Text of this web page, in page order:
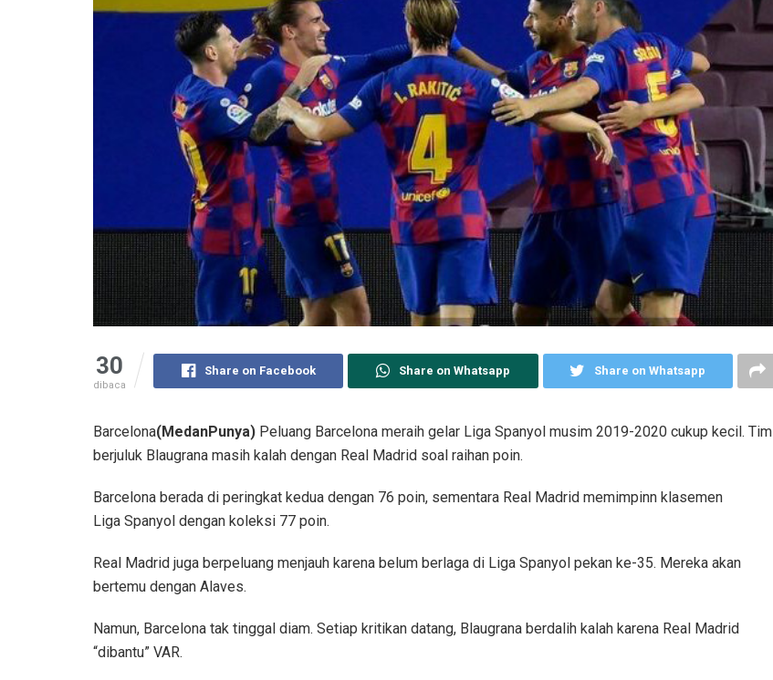
30
dibaca
Share on Facebook Share on Whatsapp Share on Whatsapp
Barcelona(MedanPunya) Peluang Barcelona meraih gelar Liga Spanyol musim 2019-2020 cukup kecil. Tim
berjuluk Blaugrana masih kalah dengan Real Madrid soal raihan poin.
Barcelona berada di peringkat kedua dengan 76 poin, sementara Real Madrid memimpinn klasemen
Liga Spanyol dengan koleksi 77 poin.
Real Madrid juga berpeluang menjauh karena belum berlaga di Liga Spanyol pekan ke-35. Mereka akan
bertemu dengan Alaves.
Namun, Barcelona tak tinggal diam. Setiap kritikan datang, Blaugrana berdalih kalah karena Real Madrid
“dibantu” VAR.